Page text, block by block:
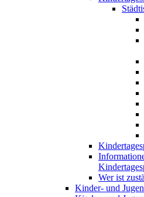
Wer ist
Kinder- und